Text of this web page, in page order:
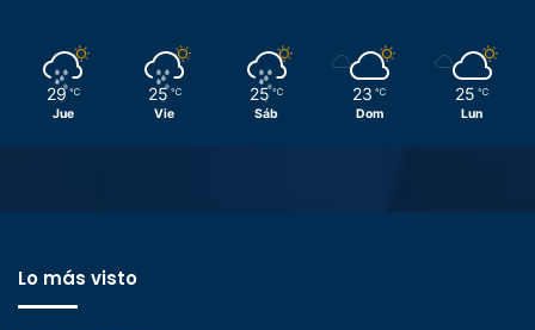
29 ℃
Jue
25 ℃
Vie
25 ℃
Sáb
23 ℃
Dom
25 ℃
Lun
Lo más visto